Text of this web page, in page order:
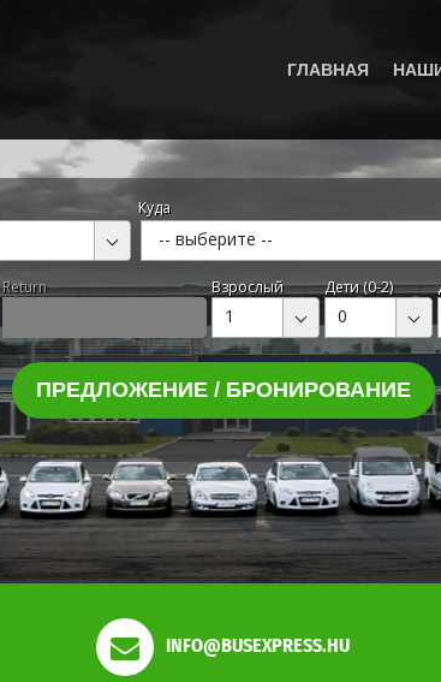
ГЛАВНАЯ
Куда
-- выберите --
Return Взрослый
1
Дети (0-2)
0
ПРЕДЛОЖЕНИЕ / БРОНИРОВАНИЕ
INFO@BUSEXPRESS.HU